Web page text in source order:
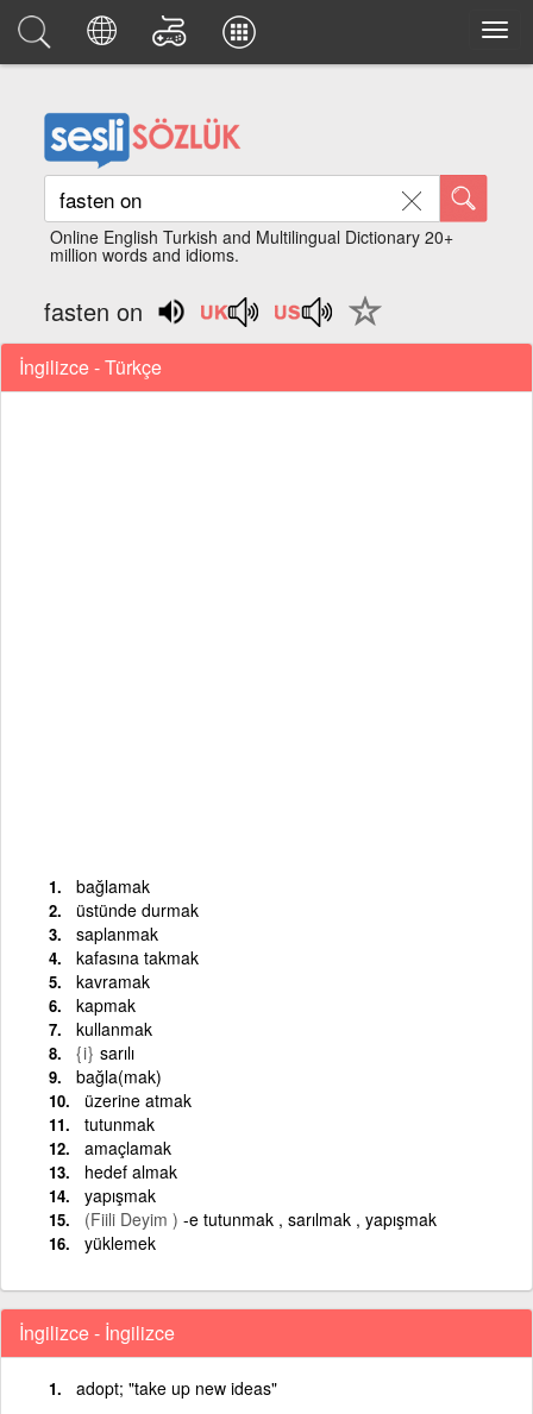
Online English Turkish and Multilingual Dictionary 20+
million words and idioms.
fasten on
İngilizce - Türkçe
bağlamak
üstünde durmak
saplanmak
kafasına takmak
kavramak
kapmak
kullanmak
{i} sarılı
bağla(mak)
üzerine atmak
tutunmak
amaçlamak
hedef almak
yapışmak
(Fiili Deyim ) -e tutunmak , sarılmak , yapışmak
yüklemek
İngilizce - İngilizce
adopt; "take up new ideas"